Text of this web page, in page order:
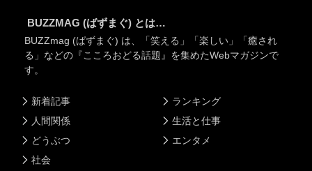
BUZZMAG (ばずまぐ) とは…
BUZZmag (ばずまぐ) は、「笑える」「楽しい」「癒され
る」などの『こころおどる話題』を集めたWebマガジンで
す。
新着記事
人間関係
どうぶつ
社会
ランキング
生活と仕事
エンタメ